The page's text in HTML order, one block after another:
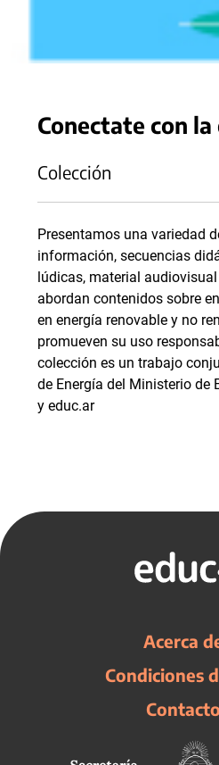
Conectate con la
Colección
Presentamos una variedad
información, secuencias
lúdicas, material
abordan contenidos sobre
en energía renovable y no
promueven su uso
colección es un trabajo
de Energía del Ministerio de
y educ.ar
Acerca
Condiciones
Contacto